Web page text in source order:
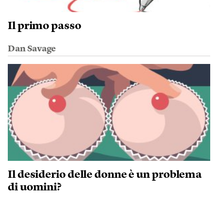
Il primo passo
Dan Savage
Il desiderio delle donne è un problema
di uomini?